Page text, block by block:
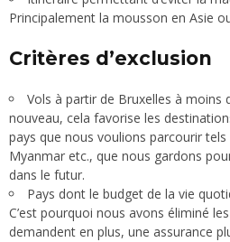
Principalement la mousson en Asie
Critères d’exclusion
Vols à partir de Bruxelles à moins
nouveau, cela favorise les
pays que nous voulions parcourir tels
Myanmar etc., que nous gardons
dans le futur.
Pays dont le budget de la vie
C’est pourquoi nous avons éliminé
demandent en plus, une assurance